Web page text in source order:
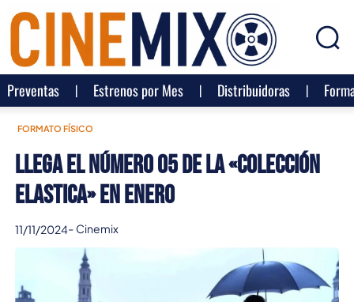
Preventas Estrenos por Mes Distribuidoras
FORMATO FÍSICO
Llega el número 05 de la «Colección
Elastica» en Enero
11/11/2024- Cinemix